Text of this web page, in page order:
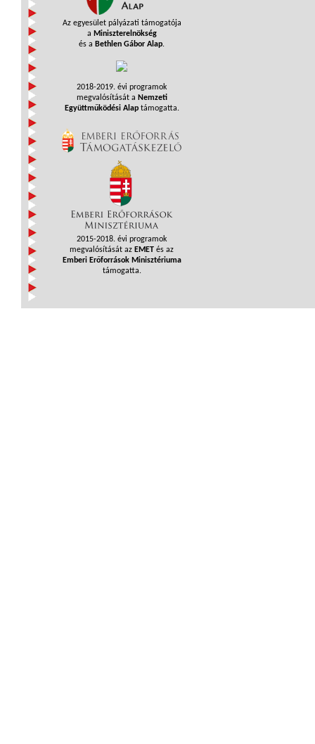
Az egyesület pályázati támogatója
a Miniszterelnökség
és a Bethlen Gábor Alap.
2018-2019. évi programok
megvalósítását a Nemzeti
Együttműködési Alaptámogatta.
2015-2018. évi programok
megvalósítását az EMET és az
Emberi Erőforrások Minisztériuma
támogatta.